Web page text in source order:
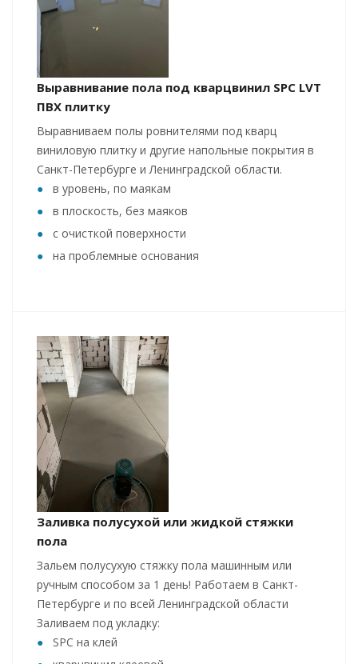
Выравнивание пола под кварцвинил SPC LVT
ПВХ плитку
Выравниваем полы ровнителями под кварц
виниловую плитку и другие напольные покрытия в
Санкт-Петербурге и Ленинградской области.
в уровень, по маякам
в плоскость, без маяков
с очисткой поверхности
на проблемные основания
Заливка полусухой или жидкой стяжки
пола
Зальем полусухую стяжку пола машинным или
ручным способом за 1 день! Работаем в Санкт-
Петербурге и по всей Ленинградской области
Заливаем под укладку:
SPC на клей